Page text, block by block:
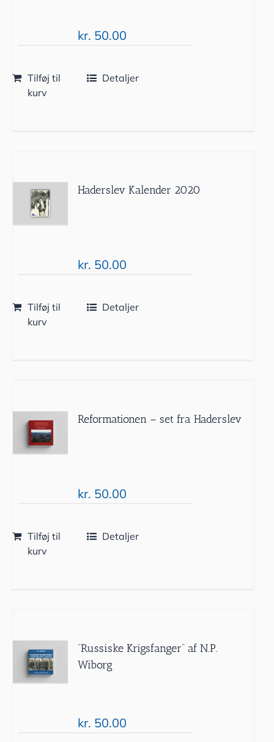
kr. 50.00
Tilføj til
kurv
Detaljer
Haderslev Kalender 2020
kr. 50.00
Tilføj til
kurv
Detaljer
Reformationen – set fra Haderslev
kr. 50.00
Tilføj til
kurv
Detaljer
“Russiske Krigsfanger” af N.P.
Wiborg
kr. 50.00